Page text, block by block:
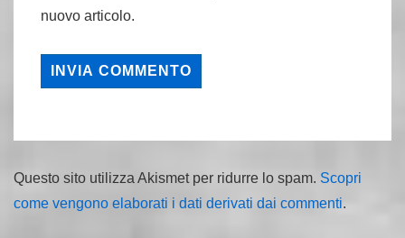
nuovo articolo.
Questo sito utilizza Akismet per ridurre lo spam. Scopri
come vengono elaborati i dati derivati dai commenti.